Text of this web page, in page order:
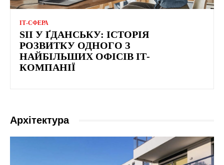
ІТ-СФЕРА
SII У ҐДАНСЬКУ: ІСТОРІЯ
РОЗВИТКУ ОДНОГО З
НАЙБІЛЬШИХ ОФІСІВ ІТ-
КОМПАНІЇ
Архітектура